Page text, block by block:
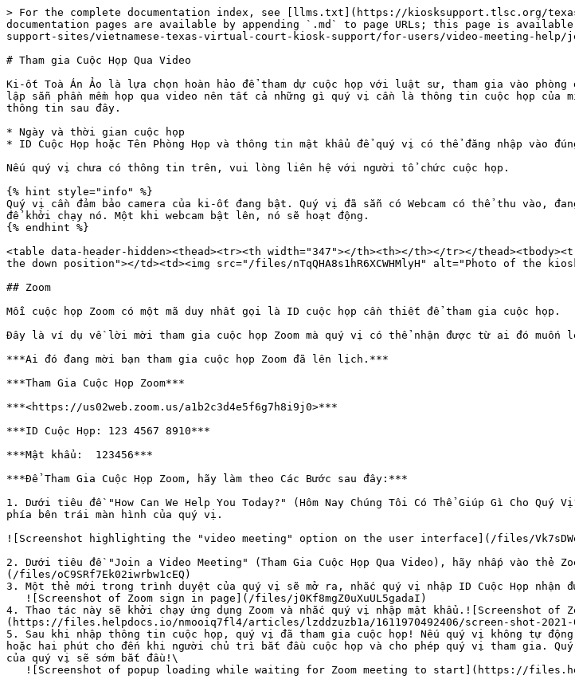
> For the complete documentation index, see [llms.txt](https://kiosksupport.tlsc.org/
documentation pages are available by appending `.md` to page URLs; this page is
support-sites/vietnamese-texas-virtual-court-kiosk-support/for-users/video-meeting-help/
# Tham gia Cuộc Họp Qua Video
Ki-ốt Toà Án Ảo là lựa chọn hoàn hảo để tham dự cuộc họp với luật sư, tham gia vào
lập sẵn phần mềm họp qua video nên tất cả những gì quý vị cần là thông tin cuộc họp của
thông tin sau đây.
* Ngày và thời gian cuộc họp
* ID Cuộc Họp hoặc Tên Phòng Họp và thông tin mật khẩu để quý vị có thể đăng nhập vào
Nếu quý vị chưa có thông tin trên, vui lòng liên hệ với người tổ chức cuộc họp.
{% hint style="info" %}
Quý vị cần đảm bảo camera của ki-ốt đang bật. Quý vị đã sẵn có Webcam có thể thu vào,
để khởi chạy nó. Một khi webcam bật lên, nó sẽ hoạt động.
{% endhint %}
<table data-header-hidden><thead><tr><th width="347"></th><th></th></tr></
the down position"></td><td><img src="/files/nTqQHA8s1hR6XCWHMlyH" alt="Photo of the
## Zoom
Mỗi cuộc họp Zoom có một mã duy nhất gọi là ID cuộc họp cần thiết để tham gia cuộc họp.
Đây là ví dụ về lời mời tham gia cuộc họp Zoom mà quý vị có thể nhận được từ ai đó
***Ai đó đang mời bạn tham gia cuộc họp Zoom đã lên lịch.***
***Tham Gia Cuộc Họp Zoom***
***⁨<https://us02web.zoom.us/a1b2c3d4e5f6g7h8i9j0>***
***ID Cuộc Họp: 123 4567 8910***
***Mật khẩu:  123456***
***Để Tham Gia Cuộc Họp Zoom, hãy làm theo Các Bước sau đây:***
1. Dưới tiêu đề "How Can We Help You Today?" (Hôm Nay Chúng Tôi Có Thể Giúp Gì Cho
phía bên trái màn hình của quý vị.
![Screenshot highlighting the "video meeting" option on the user interface](/files/
2. Dưới tiêu đề "Join a Video Meeting" (Tham Gia Cuộc Họp Qua Video), hãy nhấp vào
(/files/oC9SRf7Ek02iwrbw1cEQ)
3. Một thẻ mới trong trình duyệt của quý vị sẽ mở ra, nhắc quý vị nhập ID Cuộc Họp nhận
4. Thao tác này sẽ khởi chạy ứng dụng Zoom và nhắc quý vị nhập mật khẩu.![Screenshot of
(https://files.helpdocs.io/nmooiq7fl4/articles/lzddzuzb1a/1611970492406/screen-shot-2021-
5. Sau khi nhập thông tin cuộc họp, quý vị đã tham gia cuộc họp! Nếu quý vị không tự
hoặc hai phút cho đến khi người chủ trì bắt đầu cuộc họp và cho phép quý vị tham gia.
của quý vị sẽ sớm bắt đầu!\